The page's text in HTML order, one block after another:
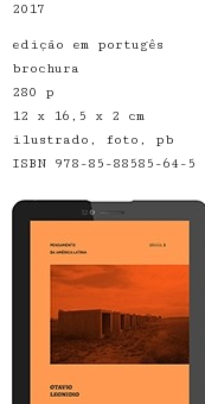
2017
edição em portugês
brochura
280 p
12 x 16,5 x 2 cm
ilustrado, foto, pb
ISBN 978-85-88585-64-5